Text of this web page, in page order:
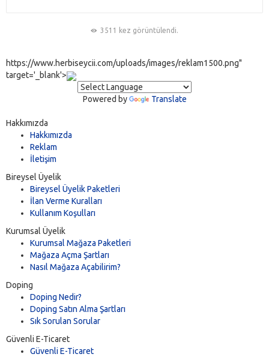
3511 kez görüntülendi.
https://www.herbiseycii.com/uploads/images/reklam1500.png"
target='_blank'>
Powered by Translate
Hakkımızda
Hakkımızda
Reklam
İletişim
Bireysel Üyelik
Bireysel Üyelik Paketleri
İlan Verme Kuralları
Kullanım Koşulları
Kurumsal Üyelik
Kurumsal Mağaza Paketleri
Mağaza Açma Şartları
Nasıl Mağaza Açabilirim?
Doping
Doping Nedir?
Doping Satın Alma Şartları
Sık Sorulan Sorular
Güvenli E-Ticaret
Güvenli E-Ticaret